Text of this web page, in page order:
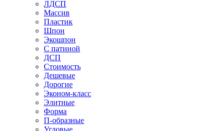
ЛДСП
Массив
Пластик
Шпон
Экошпон
С патиной
ДСП
Стоимость
Дешевые
Дорогие
Эконом-класс
Элитные
Форма
П-образные
Угловые